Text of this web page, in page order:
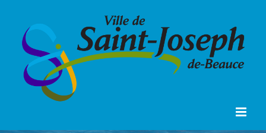
contenu